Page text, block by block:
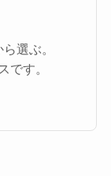
選ぶ。
です。